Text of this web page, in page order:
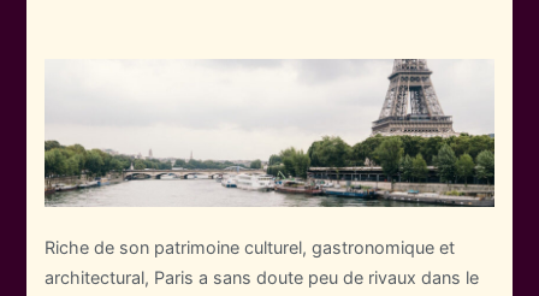
Riche de son patrimoine culturel, gastronomique et
architectural, Paris a sans doute peu de rivaux dans le